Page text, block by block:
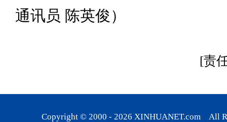
通讯员 陈英俊）
[责
Copyright © 2000 - 2026 XINHUANET.com All